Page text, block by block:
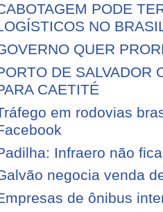
PODE
NO
QUER
DE SALVADOR
CAETITÉ
em rodovias
Infraero não
negocia venda
de ônibus